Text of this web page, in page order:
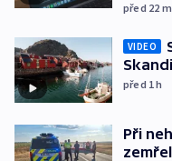
před 22 m
VIDEO
před 1h
Při